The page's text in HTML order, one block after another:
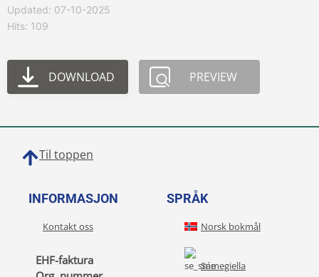
Updated: 07-10-2025
Hits: 109
DOWNLOAD PREVIEW
Til toppen
INFORMASJON
Kontakt oss
EHF-faktura
SPRÅK
Norsk bokmål
Sámegiella